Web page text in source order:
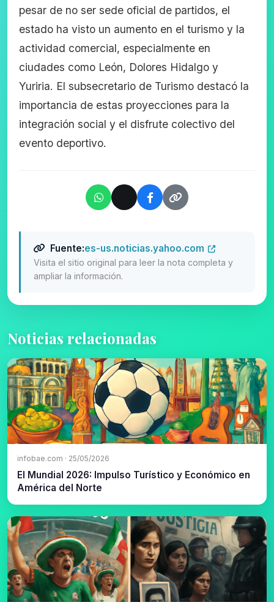
pesar de no ser sede oficial de partidos, el
estado ha visto un aumento en el turismo y la
actividad comercial, especialmente en
ciudades como León, Dolores Hidalgo y
Yuriria. El subsecretario de Turismo destacó la
importancia de estas proyecciones para la
integración social y el disfrute colectivo del
evento deportivo.
Fuente:es-us.noticias.yahoo.com
Visita el sitio original para leer la nota completa y
ampliar la información.
Noticias relacionadas
infobae.com · 25/05/2026
El Mundial 2026: Impulso Turístico y Económico en
América del Norte